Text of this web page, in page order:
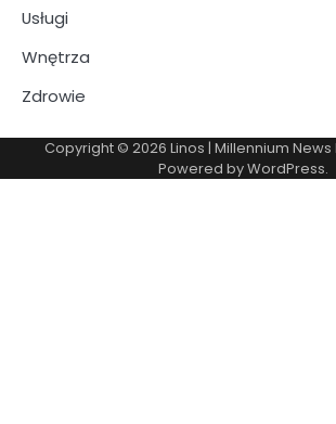
Usługi
Wnętrza
Zdrowie
Copyright © 2026 Linos | Millennium News
Powered byWordPress.